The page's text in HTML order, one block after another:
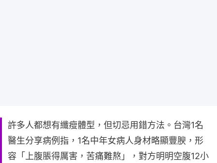
許多人都想有纖瘦體型，但切忌用錯方法。台灣1名
醫生分享病例指，1名中年女病人身材略顯豐腴，形
容「上腹脹得厲害，苦痛難熬」，對方明明空腹12小